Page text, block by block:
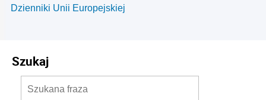
Dzienniki Unii Europejskiej
Szukaj